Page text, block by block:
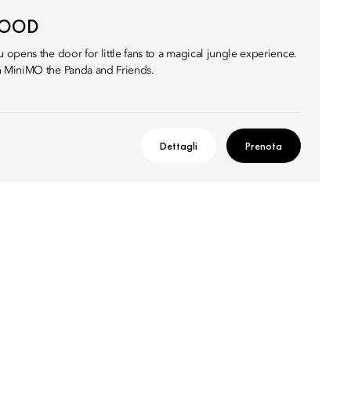
opens the door for little fans to a magical jungle experience.
the Panda and Friends.
Dettagli Prenota